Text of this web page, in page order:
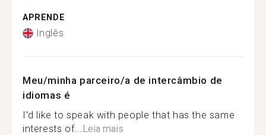
APRENDE
Inglês
Meu/minha parceiro/a de intercâmbio de
idiomas é
I'd like to speak with people that has the same
interests of...Leia mais